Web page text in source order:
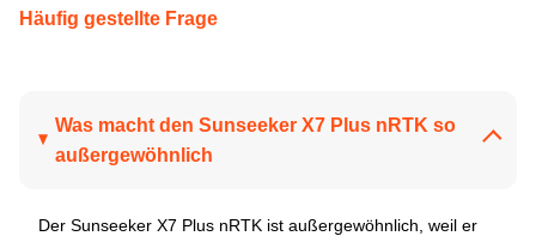
Häufig gestellte Frage
Was macht den Sunseeker X7 Plus nRTK so
außergewöhnlich
Der Sunseeker X7 Plus nRTK ist außergewöhnlich, weil er